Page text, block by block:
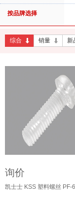
按品牌选择
综合 销量 新
询价
凯士士 KSS 塑料螺丝 PF-